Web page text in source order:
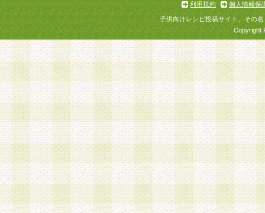
利用規約
個人情報保
子供向けレシピ投稿サイト、その
Copyright